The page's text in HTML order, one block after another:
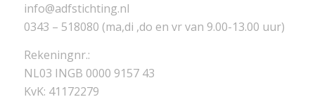
info@adfstichting.nl
0343 – 518080 (ma,di ,do en vr van 9.00-13.00 uur)
Rekeningnr.:
NL03 INGB 0000 9157 43
KvK: 41172279